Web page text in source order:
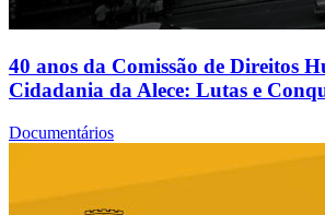
40 anos da Comissão de Direitos
Cidadania da Alece: Lutas e
Documentários